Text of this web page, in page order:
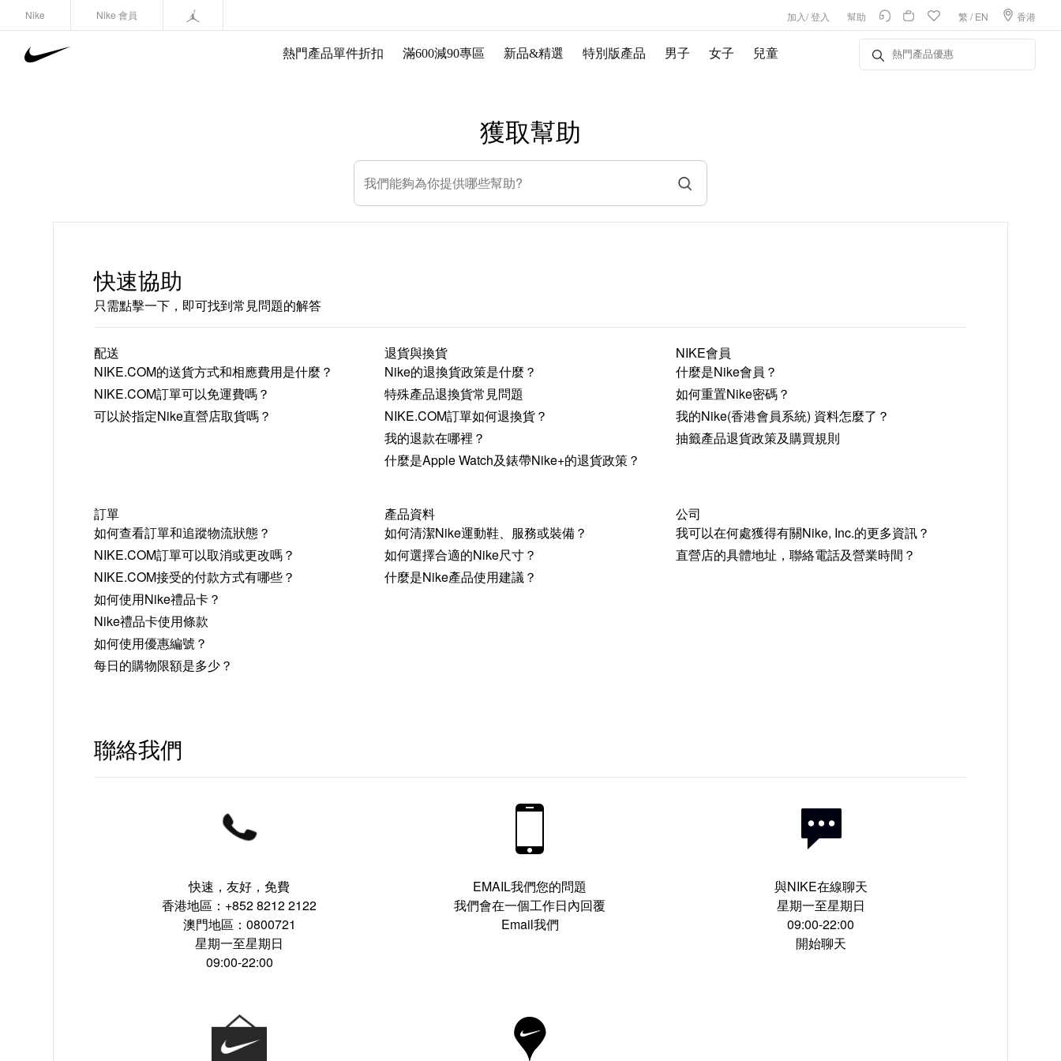
Nike Nike 會員 加入/登入 幫助 繁 / EN 香港
熱門產品單件折扣 滿600減90專區 新品&精選 特別版產品 男子 女子 兒童
獲取幫助
我們能夠為你提供哪些幫助?
快速協助
只需點擊一下，即可找到常見問題的解答
配送
NIKE.COM的送貨方式和相應費用是什麼？
NIKE.COM訂單可以免運費嗎？
可以於指定Nike直營店取貨嗎？
退貨與換貨
Nike的退換貨政策是什麼？
特殊產品退換貨常見問題
NIKE.COM訂單如何退換貨？
我的退款在哪裡？
什麼是Apple Watch及錶帶Nike+的退貨政策？
NIKE會員
什麼是Nike會員？
如何重置Nike密碼？
我的Nike(香港會員系統) 資料怎麼了？
抽籤產品退貨政策及購買規則
訂單
如何查看訂單和追蹤物流狀態？
NIKE.COM訂單可以取消或更改嗎？
NIKE.COM接受的付款方式有哪些？
如何使用Nike禮品卡？
Nike禮品卡使用條款
如何使用優惠編號？
每日的購物限額是多少？
產品資料
如何清潔Nike運動鞋、服務或裝備？
如何選擇合適的Nike尺寸？
什麼是Nike產品使用建議？
公司
我可以在何處獲得有關Nike, Inc.的更多資訊？
直營店的具體地址，聯絡電話及營業時間？
聯絡我們
快速，友好，免費
香港地區：+852 8212 2122
澳門地區：0800721
星期一至星期日
09:00-22:00
EMAIL我們您的問題
我們會在一個工作日內回覆
Email我們
與NIKE在線聊天
星期一至星期日
09:00-22:00
開始聊天